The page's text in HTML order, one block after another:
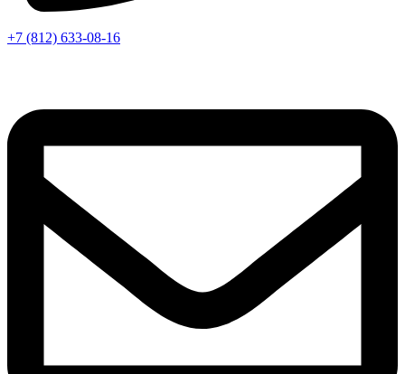
+7 (812) 633-08-16